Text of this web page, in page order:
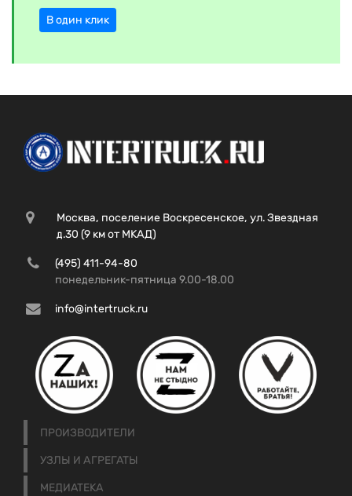
В один клик
Москва, поселение Воскресенское, ул. Звездная
д.30 (9 км от МКАД)
(495) 411-94-80
понедельник-пятница 9.00-18.00
info@intertruck.ru
ПРОИЗВОДИТЕЛИ
УЗЛЫ И АГРЕГАТЫ
МЕДИАТЕКА